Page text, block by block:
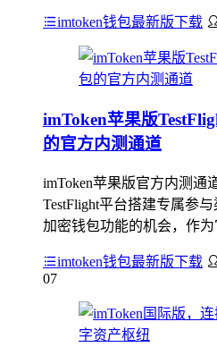
imtoken钱包最新版下载
imToken苹果版
的官方内测通道
imToken苹果版官方内测通
TestFlight平台搭建专属参
加密钱包功能的机会，作
imtoken钱包最新版下载
07